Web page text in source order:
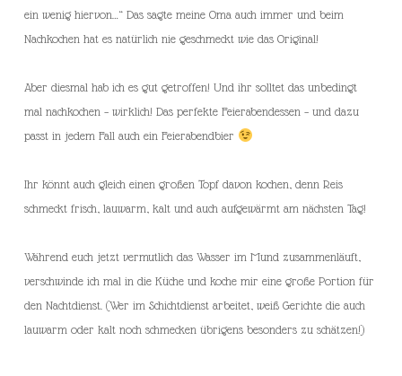
ein wenig hiervon…“ Das sagte meine Oma auch immer und beim
Nachkochen hat es natürlich nie geschmeckt wie das Original!
Aber diesmal hab ich es gut getroffen! Und ihr solltet das unbedingt
mal nachkochen – wirklich! Das perfekte Feierabendessen – und dazu
passt in jedem Fall auch ein Feierabendbier
Ihr könnt auch gleich einen großen Topf davon kochen, denn Reis
schmeckt frisch, lauwarm, kalt und auch aufgewärmt am nächsten Tag!
Während euch jetzt vermutlich das Wasser im Mund zusammenläuft,
verschwinde ich mal in die Küche und koche mir eine große Portion für
den Nachtdienst. (Wer im Schichtdienst arbeitet, weiß Gerichte die auch
lauwarm oder kalt noch schmecken übrigens besonders zu schätzen!)